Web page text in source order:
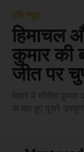
टॉप न्यूज़
हिमाचल
कुमार की
जीत पर